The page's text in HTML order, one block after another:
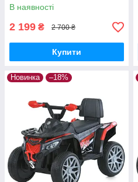
ст.для ніг,на бат-ке, білий
В наявності
2 199 ₴ 2 700 ₴
Купити
Новинка –18%